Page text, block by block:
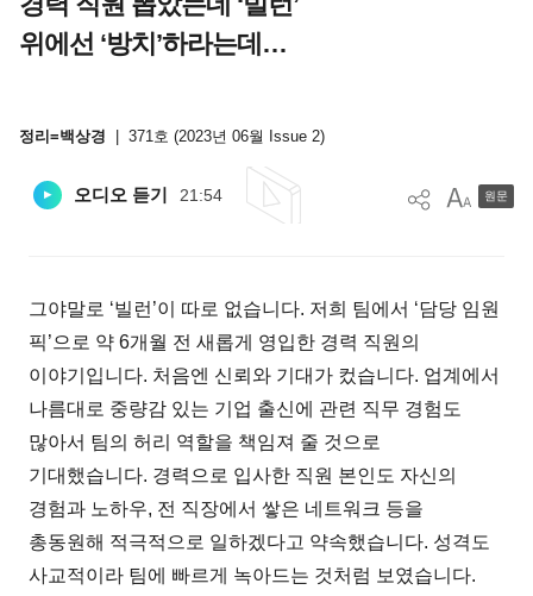
위에선 ‘방치’하라는데…
정리=백상경 371호 (2023년 06월 Issue 2)
오디오 듣기 21:54 원문
그야말로 ‘빌런’이 따로 없습니다. 저희 팀에서 ‘담당 임원
픽’으로 약 6개월 전 새롭게 영입한 경력 직원의
이야기입니다. 처음엔 신뢰와 기대가 컸습니다. 업계에서
나름대로 중량감 있는 기업 출신에 관련 직무 경험도
많아서 팀의 허리 역할을 책임져 줄 것으로
기대했습니다. 경력으로 입사한 직원 본인도 자신의
경험과 노하우, 전 직장에서 쌓은 네트워크 등을
총동원해 적극적으로 일하겠다고 약속했습니다. 성격도
사교적이라 팀에 빠르게 녹아드는 것처럼 보였습니다.